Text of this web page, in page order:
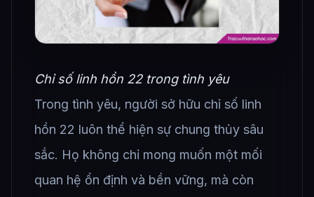
Chỉ số linh hồn 22 trong tình yêu
Trong tình yêu, người sở hữu chỉ số linh
hồn 22 luôn thể hiện sự chung thủy sâu
sắc. Họ không chỉ mong muốn một mối
quan hệ ổn định và bền vững, mà còn